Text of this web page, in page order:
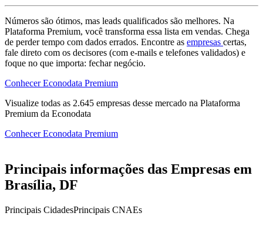
Números são ótimos, mas leads qualificados são melhores. Na
Plataforma Premium, você transforma essa lista em vendas. Chega
de perder tempo com dados errados. Encontre as empresas certas,
fale direto com os decisores (com e-mails e telefones validados) e
foque no que importa: fechar negócio.
Conhecer Econodata Premium
Visualize todas as 2.645 empresas desse mercado na Plataforma
Premium da Econodata
Conhecer Econodata Premium
Principais informações das Empresas em
Brasília, DF
Principais CidadesPrincipais CNAEs